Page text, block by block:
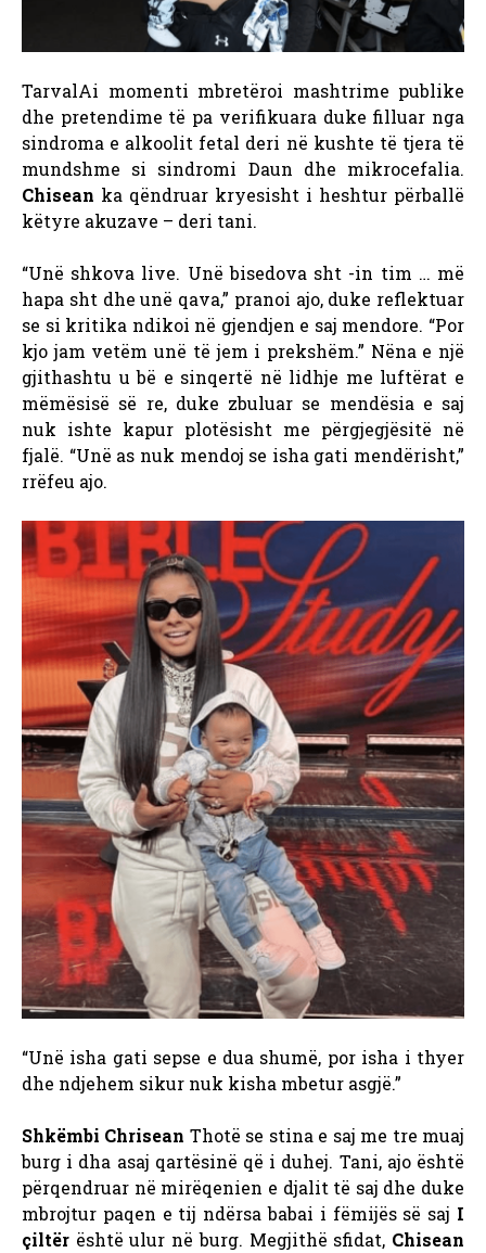
TarvalAi momenti mbretëroi mashtrime publike
dhe pretendime të pa verifikuara duke filluar nga
sindroma e alkoolit fetal deri në kushte të tjera të
mundshme si sindromi Daun dhe mikrocefalia.
Chisean ka qëndruar kryesisht i heshtur përballë
këtyre akuzave – deri tani.
“Unë shkova live. Unë bisedova sht -in tim … më
hapa sht dhe unë qava,” pranoi ajo, duke reflektuar
se si kritika ndikoi në gjendjen e saj mendore. “Por
kjo jam vetëm unë të jem i prekshëm.” Nëna e një
gjithashtu u bë e sinqertë në lidhje me luftërat e
mëmësisë së re, duke zbuluar se mendësia e saj
nuk ishte kapur plotësisht me përgjegjësitë në
fjalë. “Unë as nuk mendoj se isha gati mendërisht,”
rrëfeu ajo.
“Unë isha gati sepse e dua shumë, por isha i thyer
dhe ndjehem sikur nuk kisha mbetur asgjë.”
Shkëmbi Chrisean Thotë se stina e saj me tre muaj
burg i dha asaj qartësinë që i duhej. Tani, ajo është
përqendruar në mirëqenien e djalit të saj dhe duke
mbrojtur paqen e tij ndërsa babai i fëmijës së saj I
çiltër është ulur në burg. Megjithë sfidat, Chisean